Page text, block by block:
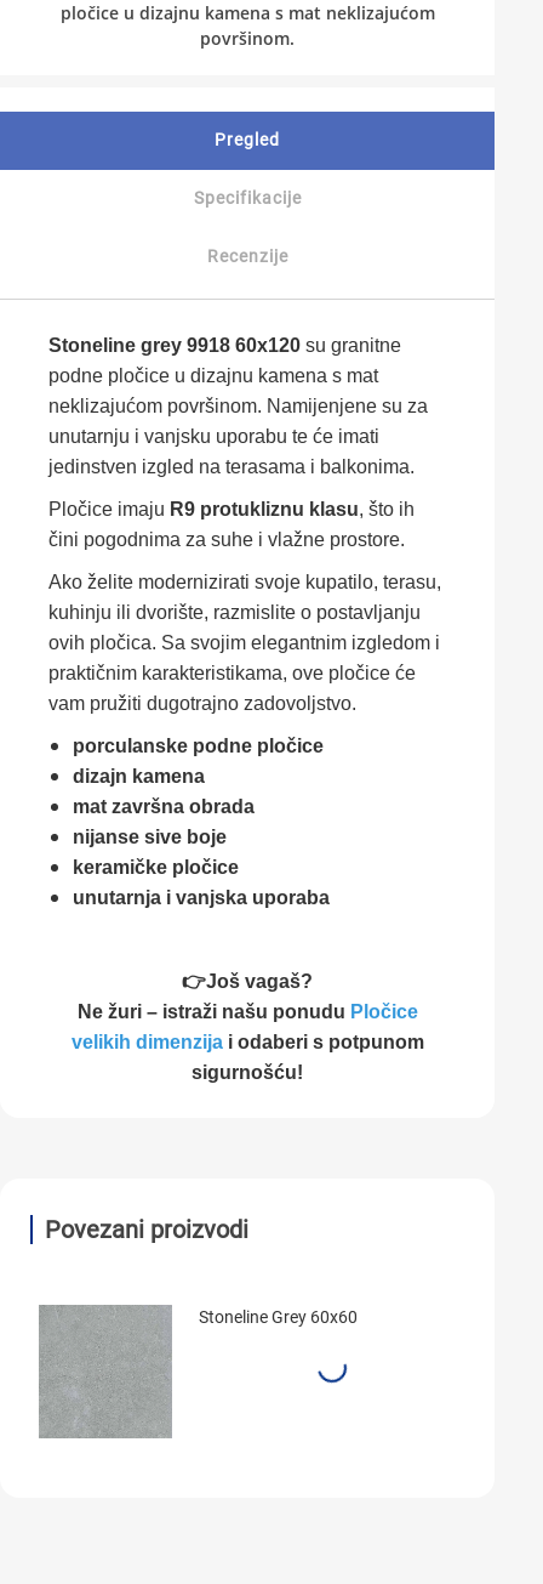
pločice u dizajnu kamena s mat neklizajućom
površinom.
Pregled
Specifikacije
Recenzije
Stoneline grey 9918 60x120 su granitne
podne pločice u dizajnu kamena s mat
neklizajućom površinom. Namijenjene su za
unutarnju i vanjsku uporabu te će imati
jedinstven izgled na terasama i balkonima.
Pločice imaju R9 protukliznu klasu, što ih
čini pogodnima za suhe i vlažne prostore.
Ako želite modernizirati svoje kupatilo, terasu,
kuhinju ili dvorište, razmislite o postavljanju
ovih pločica. Sa svojim elegantnim izgledom i
praktičnim karakteristikama, ove pločice će
vam pružiti dugotrajno zadovoljstvo.
porculanske podne pločice
dizajn kamena
mat završna obrada
nijanse sive boje
keramičke pločice
unutarnja i vanjska uporaba
👉Još vagaš?
Ne žuri – istraži našu ponudu Pločice
velikih dimenzijai odaberi s potpunom
sigurnošću!
Povezani proizvodi
Stoneline Grey 60x60